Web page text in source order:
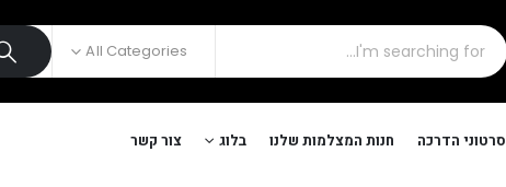
All Categories
סרטוני הדרכה חנות המצלמות שלנו בלוג צור קשר